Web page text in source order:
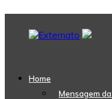
content
Home
Mensagem